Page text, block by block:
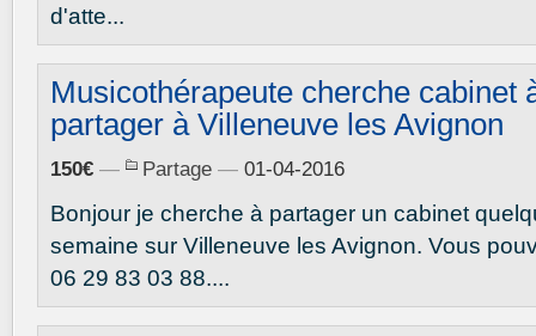
d'atte...
Musicothérapeute cherche cabinet
partager à Villeneuve les Avignon
150€ — Partage — 01-04-2016
Bonjour je cherche à partager un cabinet
semaine sur Villeneuve les Avignon. Vous
06 29 83 03 88....